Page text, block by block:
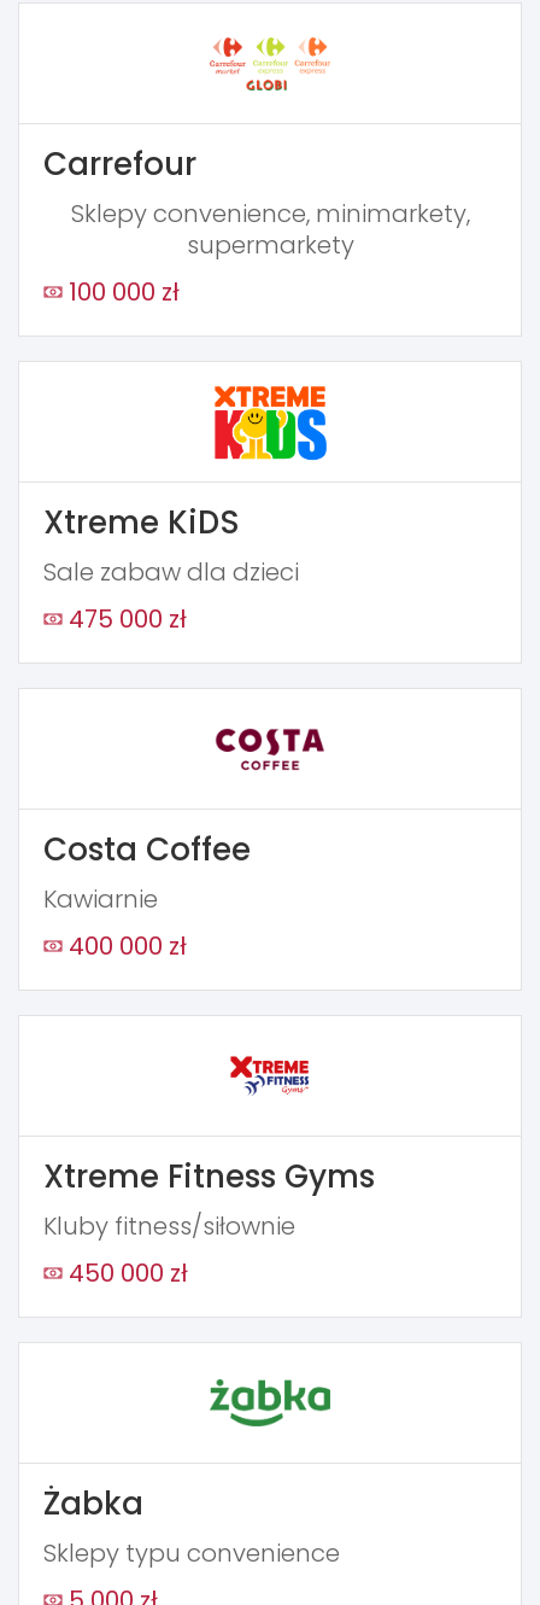
Carrefour
Sklepy convenience, minimarkety,
supermarkety
100 000 zł
Xtreme KiDS
Sale zabaw dla dzieci
475 000 zł
Costa Coffee
Kawiarnie
400 000 zł
Xtreme Fitness Gyms
Kluby fitness/siłownie
450 000 zł
Żabka
Sklepy typu convenience